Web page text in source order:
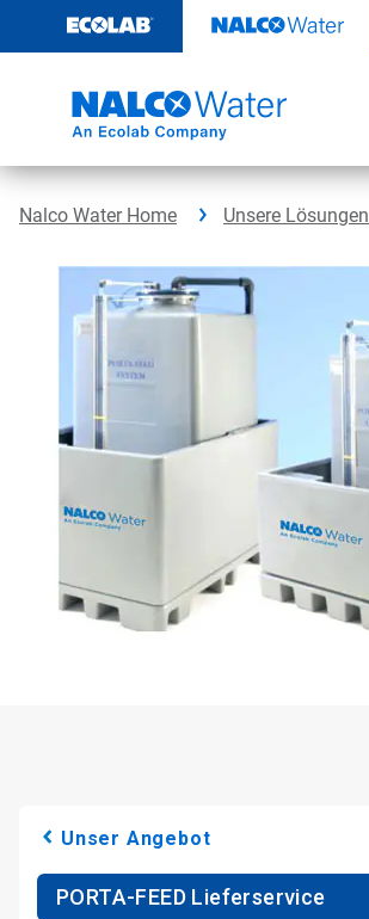
Inhalt
Nalco Water Home Unsere Lösungen
Unser Angebot
PORTA-FEED Lieferservice